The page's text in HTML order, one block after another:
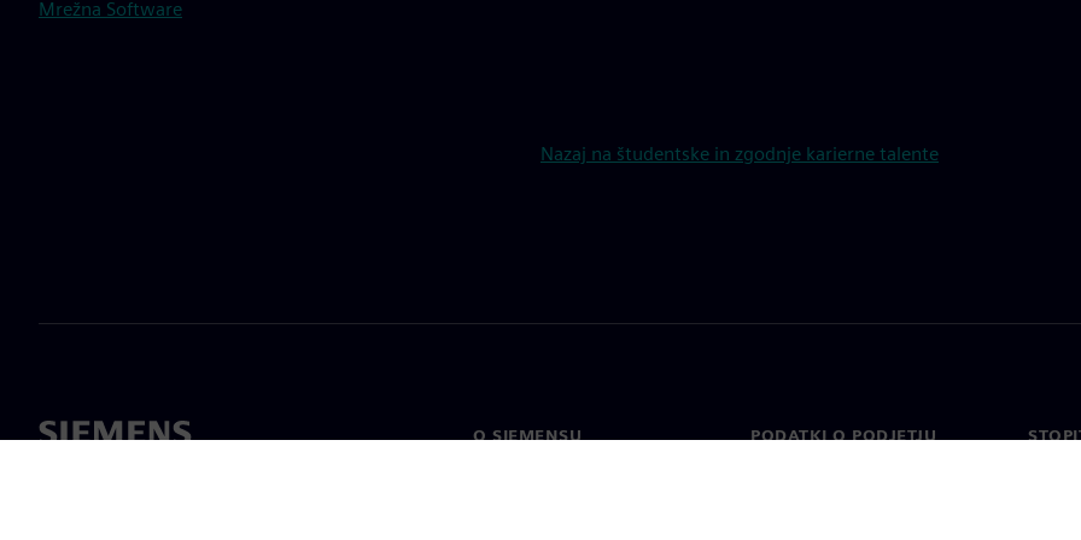
Mrežna Software
Nazaj na študentske in zgodnje karierne talente
O SIEMENSU PODATKI O PODJETJU